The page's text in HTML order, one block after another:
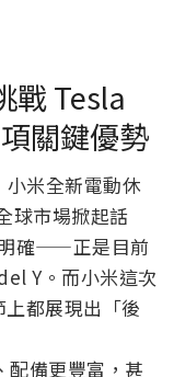
戰 Tesla
關鍵優勢
米全新電動休
球市場掀起話
明確——正是目前
Y。而小米這次
都展現出「後
配備更豐富，甚